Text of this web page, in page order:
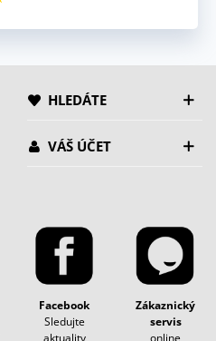
HLEDÁTE
VÁŠ ÚČET
Facebook
Sledujte
aktuality
Zákaznický
servis
online